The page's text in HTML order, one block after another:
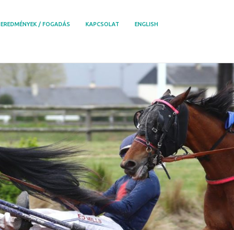
EREDMÉNYEK / FOGADÁS KAPCSOLAT ENGLISH